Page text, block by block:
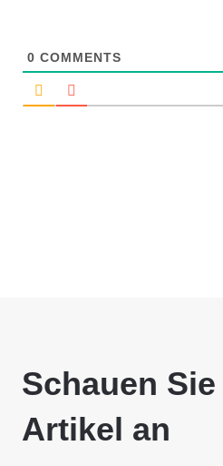
0 COMMENTS
Schauen
Artikel an